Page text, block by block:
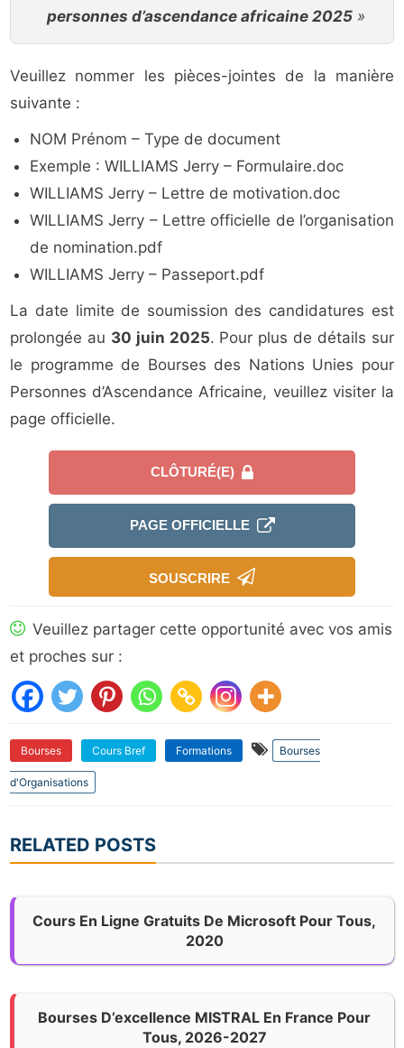
personnes d’ascendance africaine 2025 »
Veuillez nommer les pièces-jointes de la manière
suivante :
NOM Prénom – Type de document
Exemple : WILLIAMS Jerry – Formulaire.doc
WILLIAMS Jerry – Lettre de motivation.doc
WILLIAMS Jerry – Lettre officielle de l’organisation
de nomination.pdf
WILLIAMS Jerry – Passeport.pdf
La date limite de soumission des candidatures est
prolongée au 30 juin 2025. Pour plus de détails sur
le programme de Bourses des Nations Unies pour
Personnes d’Ascendance Africaine, veuillez visiter la
page officielle.
CLÔTURÉ(E)
PAGE OFFICIELLE
SOUSCRIRE
Veuillez partager cette opportunité avec vos amis
et proches sur :
Bourses Cours Bref Formations Bourses
d'Organisations
RELATED POSTS
Cours En Ligne Gratuits De Microsoft Pour Tous,
2020
Bourses D’excellence MISTRAL En France Pour
Tous, 2026-2027